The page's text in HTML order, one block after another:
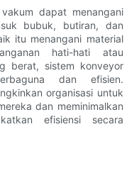
dapat menangani
bubuk, butiran, dan
itu menangani material
hati-hati atau
berat, sistem konveyor
dan efisien.
organisasi untuk
dan meminimalkan
efisiensi secara